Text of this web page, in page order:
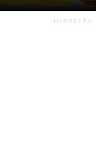
HIRDETÉS